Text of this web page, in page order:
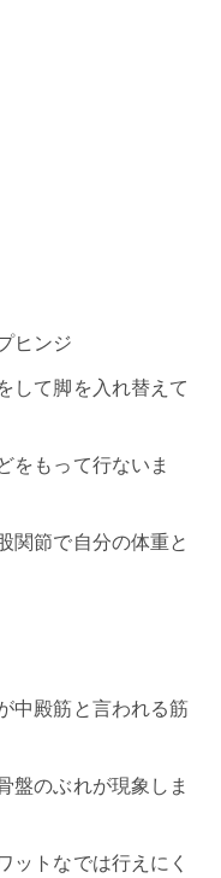
ヒンジ
て脚を入れ替えて
をもって行ないま
関節で自分の体重と
中殿筋と言われる筋
盤のぶれが現象しま
ットなでは行えにく